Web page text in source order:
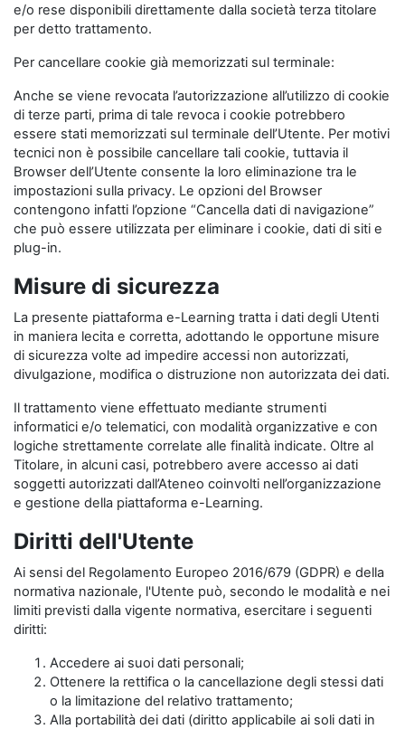
e/o rese disponibili direttamente dalla società terza titolare
per detto trattamento.
Per cancellare cookie già memorizzati sul terminale:
Anche se viene revocata l’autorizzazione all’utilizzo di cookie
di terze parti, prima di tale revoca i cookie potrebbero
essere stati memorizzati sul terminale dell’Utente. Per motivi
tecnici non è possibile cancellare tali cookie, tuttavia il
Browser dell’Utente consente la loro eliminazione tra le
impostazioni sulla privacy. Le opzioni del Browser
contengono infatti l’opzione “Cancella dati di navigazione”
che può essere utilizzata per eliminare i cookie, dati di siti e
plug-in.
Misure di sicurezza
La presente piattaforma e-Learning tratta i dati degli Utenti
in maniera lecita e corretta, adottando le opportune misure
di sicurezza volte ad impedire accessi non autorizzati,
divulgazione, modifica o distruzione non autorizzata dei dati.
Il trattamento viene effettuato mediante strumenti
informatici e/o telematici, con modalità organizzative e con
logiche strettamente correlate alle finalità indicate. Oltre al
Titolare, in alcuni casi, potrebbero avere accesso ai dati
soggetti autorizzati dall’Ateneo coinvolti nell’organizzazione
e gestione della piattaforma e-Learning.
Diritti dell'Utente
Ai sensi del Regolamento Europeo 2016/679 (GDPR) e della
normativa nazionale, l'Utente può, secondo le modalità e nei
limiti previsti dalla vigente normativa, esercitare i seguenti
diritti:
Accedere ai suoi dati personali;
Ottenere la rettifica o la cancellazione degli stessi dati
o la limitazione del relativo trattamento;
Alla portabilità dei dati (diritto applicabile ai soli dati in